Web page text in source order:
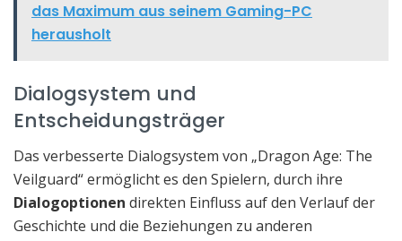
das Maximum aus seinem Gaming-PC
herausholt
Dialogsystem und
Entscheidungsträger
Das verbesserte Dialogsystem von „Dragon Age: The
Veilguard“ ermöglicht es den Spielern, durch ihre
Dialogoptionen direkten Einfluss auf den Verlauf der
Geschichte und die Beziehungen zu anderen